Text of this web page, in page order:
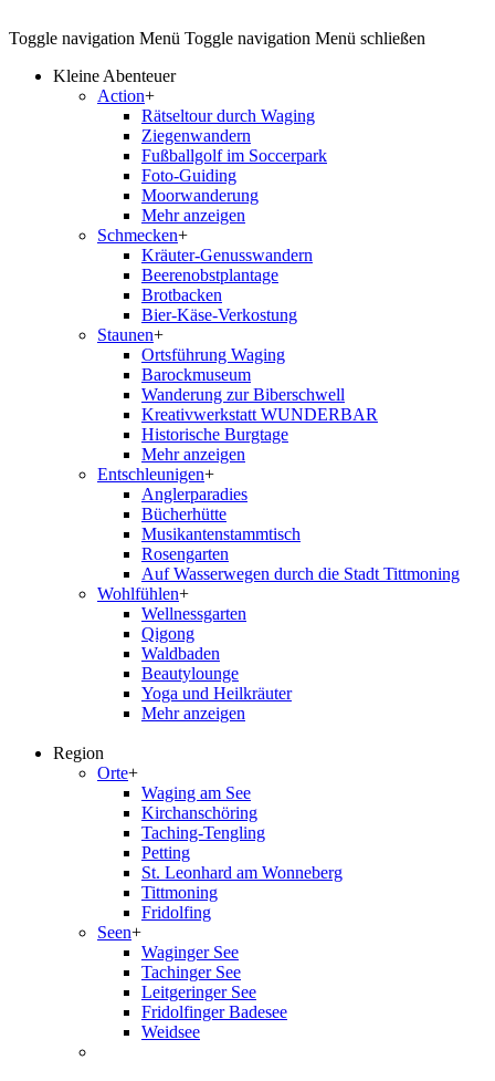
Toggle navigation Menü Toggle navigation Menü schließen
Kleine Abenteuer
Action+
Rätseltour durch Waging
Ziegenwandern
Fußballgolf im Soccerpark
Foto-Guiding
Moorwanderung
Mehr anzeigen
Schmecken+
Kräuter-Genusswandern
Beerenobstplantage
Brotbacken
Bier-Käse-Verkostung
Staunen+
Ortsführung Waging
Barockmuseum
Wanderung zur Biberschwell
Kreativwerkstatt WUNDERBAR
Historische Burgtage
Mehr anzeigen
Entschleunigen+
Anglerparadies
Bücherhütte
Musikantenstammtisch
Rosengarten
Auf Wasserwegen durch die Stadt Tittmoning
Wohlfühlen+
Wellnessgarten
Qigong
Waldbaden
Beautylounge
Yoga und Heilkräuter
Mehr anzeigen
Region
Orte+
Waging am See
Kirchanschöring
Taching-Tengling
Petting
St. Leonhard am Wonneberg
Tittmoning
Fridolfing
Seen+
Waginger See
Tachinger See
Leitgeringer See
Fridolfinger Badesee
Weidsee